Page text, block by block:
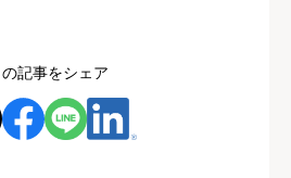
の記事をシェア